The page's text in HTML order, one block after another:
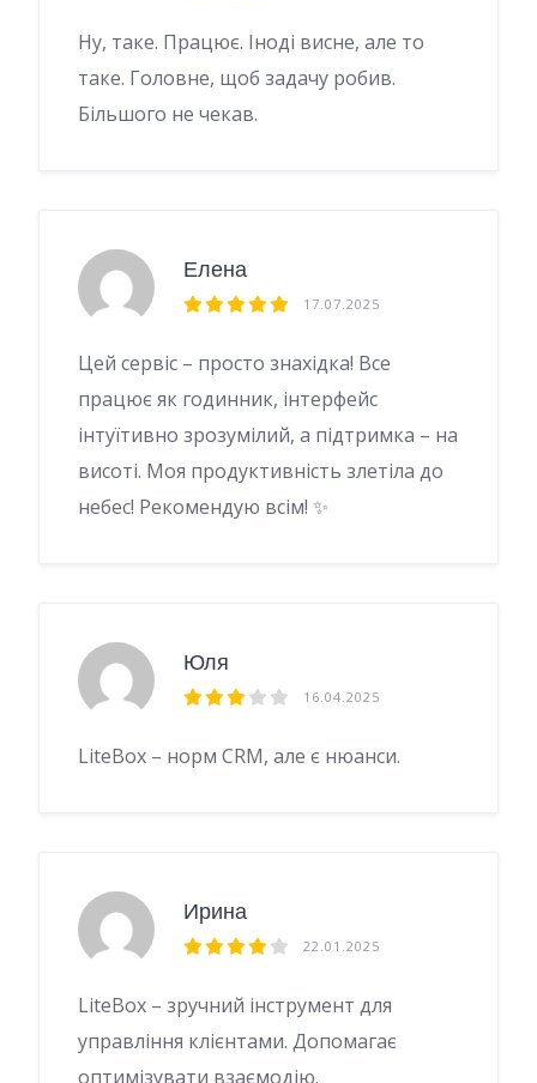
Ну, таке. Працює. Іноді висне, але то
таке. Головне, щоб задачу робив.
Більшого не чекав.
Елена
17.07.2025
Цей сервіс – просто знахідка! Все
працює як годинник, інтерфейс
інтуїтивно зрозумілий, а підтримка – на
висоті. Моя продуктивність злетіла до
небес! Рекомендую всім! ✨
Юля
16.04.2025
LiteBox – норм CRM, але є нюанси.
Ирина
22.01.2025
LiteBox – зручний інструмент для
управління клієнтами. Допомагає
оптимізувати взаємодію.